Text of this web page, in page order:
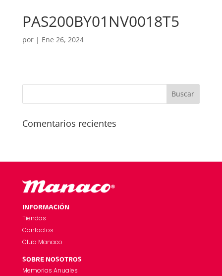
PAS200BY01NV0018T5
por | Ene 26, 2024
Comentarios recientes
INFORMACIÓN
Tiendas
Contactos
Club Manaco
SOBRE NOSOTROS
Memorias Anuales